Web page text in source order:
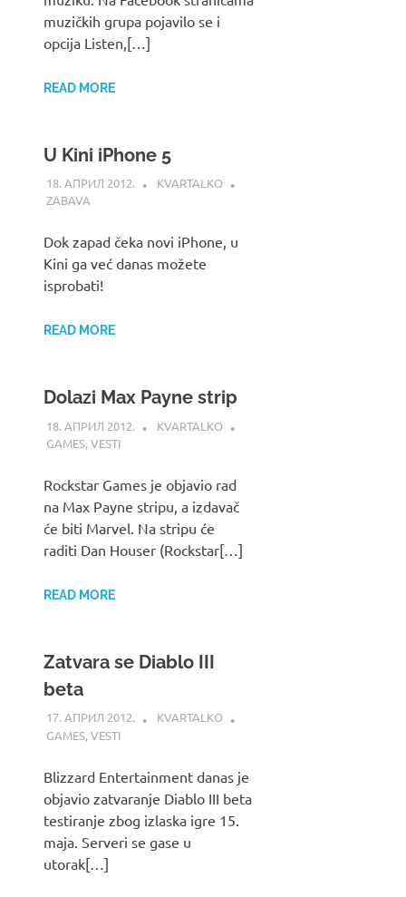
muzičkih grupa pojavilo se i
opcija Listen,[…]
READ MORE
U Kini iPhone 5
18. АПРИЛ 2012.
KVARTALKO
ZABAVA
Dok zapad čeka novi iPhone, u
Kini ga već danas možete
isprobati!
READ MORE
Dolazi Max Payne strip
18. АПРИЛ 2012.
KVARTALKO
GAMES,VESTI
Rockstar Games je objavio rad
na Max Payne stripu, a izdavač
će biti Marvel. Na stripu će
raditi Dan Houser (Rockstar[…]
READ MORE
Zatvara se Diablo III
beta
17. АПРИЛ 2012.
KVARTALKO
GAMES,VESTI
Blizzard Entertainment danas je
objavio zatvaranje Diablo III beta
testiranje zbog izlaska igre 15.
maja. Serveri se gase u
utorak[…]